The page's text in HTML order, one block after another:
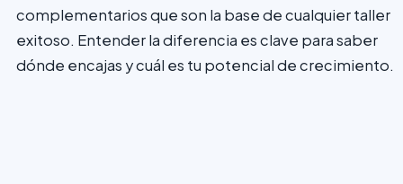
complementarios que son la base de cualquier taller
exitoso. Entender la diferencia es clave para saber
dónde encajas y cuál es tu potencial de crecimiento.